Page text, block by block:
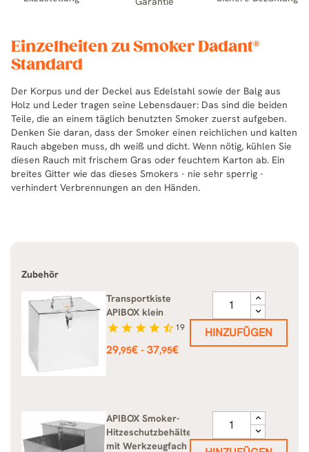
Einzelheiten zu Smoker Dadant®
Standard
Der Korpus und der Deckel aus Edelstahl sowie der Balg aus
Holz und Leder tragen seine Lebensdauer: Das sind die beiden
Teile, die an einem täglich benutzten Smoker zuerst aufgeben.
Denken Sie daran, dass der Smoker einen reichlichen und kalten
Rauch abgeben muss, dh weiß und dicht. Wenn nötig, kühlen Sie
diesen Rauch mit frischem Gras oder feuchtem Karton ab. Ein
breites Gitter wie das dieses Smokers - nie sehr sperrig -
verhindert Verbrennungen an den Händen.
Zubehör
Transportkiste
APIBOX klein
star star star star star_half 19
Preis
29,95€ - 37,95€
HINZUFÜGEN
APIBOX Smoker-
Hitzeschutzbehälter
mit Werkzeugfach